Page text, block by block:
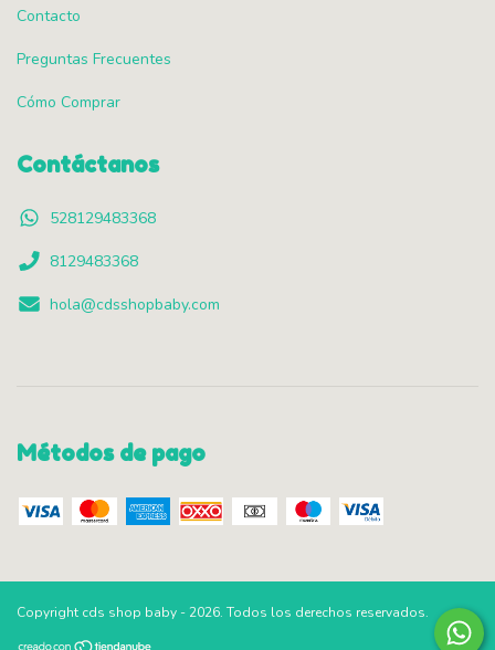
Contacto
Preguntas Frecuentes
Cómo Comprar
Contáctanos
528129483368
8129483368
hola@cdsshopbaby.com
Métodos de pago
Copyright cds shop baby - 2026. Todos los derechos reservados.